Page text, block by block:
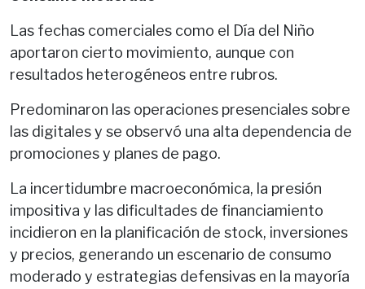
Las fechas comerciales como el Día del Niño
aportaron cierto movimiento, aunque con
resultados heterogéneos entre rubros.
Predominaron las operaciones presenciales sobre
las digitales y se observó una alta dependencia de
promociones y planes de pago.
La incertidumbre macroeconómica, la presión
impositiva y las dificultades de financiamiento
incidieron en la planificación de stock, inversiones
y precios, generando un escenario de consumo
moderado y estrategias defensivas en la mayoría